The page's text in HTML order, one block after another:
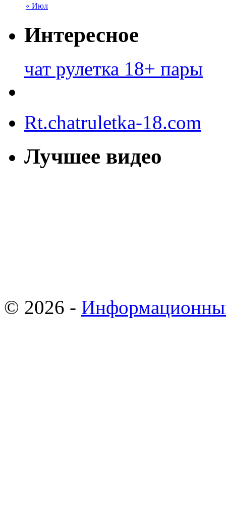
« Июл
Интересное
чат рулетка 18+ пары
Rt.chatruletka-18.com
Лучшее видео
© 2026 -